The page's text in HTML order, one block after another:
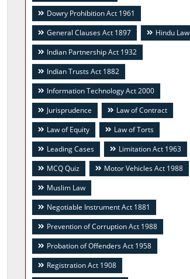
Dowry Prohibition Act 1961
General Clauses Act 1897
Hindu Law
Indian Partnership Act 1932
Indian Trusts Act 1882
Information Technology Act 2000
Jurisprudence
Law of Contract
Law of Equity
Law of Torts
Leading Cases
Limitation Act 1963
MCQ Quiz
Motor Vehicles Act 1988
Muslim Law
Negotiable Instrument Act 1881
Prevention of Corruption Act 1988
Probation of Offenders Act 1958
Registration Act 1908